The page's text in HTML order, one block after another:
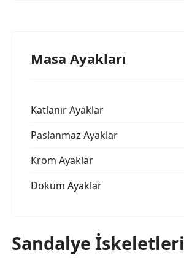
Masa Ayakları
Katlanır Ayaklar
Paslanmaz Ayaklar
Krom Ayaklar
Döküm Ayaklar
Sandalye İskeletleri